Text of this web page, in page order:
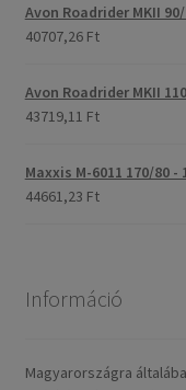
Avon Roadrider MKII
40707,26 Ft
Avon Roadrider MKII
43719,11 Ft
Maxxis M-6011 170/80
44661,23 Ft
Információ
Magyarországra